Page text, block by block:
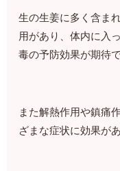
生の生姜に多く含ま
用があり、体内に入
毒の予防効果が期待
また解熱作用や鎮痛
ざまな症状に効果が